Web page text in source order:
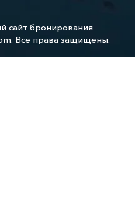
сайт бронирования
Все права защищены.